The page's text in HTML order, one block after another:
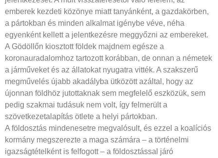
emberek kezdeti közönye miatt tanyánként, a gazdakörben,
a pártokban és minden alkalmat igénybe véve, néha
egyenként kellett a jelentkezésre meggyőzni az embereket.
A Gödöllőn kiosztott földek majdnem egésze a
koronauradalomhoz tartozott korábban, de onnan a németek
a járműveket és az állatokat nyugatra vitték. A szakszerű
megművelés újabb akadályba ütközött azáltal, hogy az
újonnan földhöz jutottaknak sem megfelelő eszközük, sem
pedig szakmai tudásuk nem volt, így felmerült a
szövetkezetalapítás ötlete a helyi pártokban.
A földosztás mindenesetre megvalósult, és ezzel a koalíciós
kormány megszerezte a maga számára – a történelmi
igazságtételként is felfogott – a földosztással járó